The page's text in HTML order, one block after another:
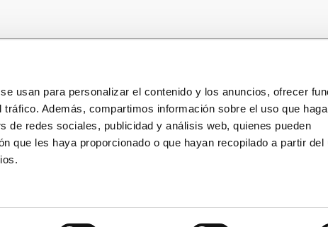
usan para personalizar el contenido y los anuncios, ofrecer
Además, compartimos información sobre el uso que
de redes sociales, publicidad y análisis web, quienes pueden
que les haya proporcionado o que hayan recopilado a partir del
935 32 32 35
consultas o preguntas?
contestaremos con mucho
Política de privacidad
Política de privacidad redes
Condiciones generales de la
compra
Contacto